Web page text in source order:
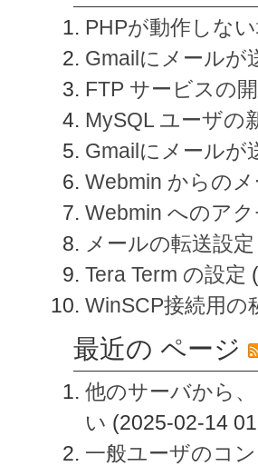
PHPが動作しな
Gmailにメールが
FTP サービスの
MySQL ユーザの
Gmailにメールが
Webmin からの
Webmin へのア
メールの転送設定
Tera Term の設定
WinSCP接続用の
最近の ページ
他のサーバから
い (2025-02-14
一般ユーザのコ